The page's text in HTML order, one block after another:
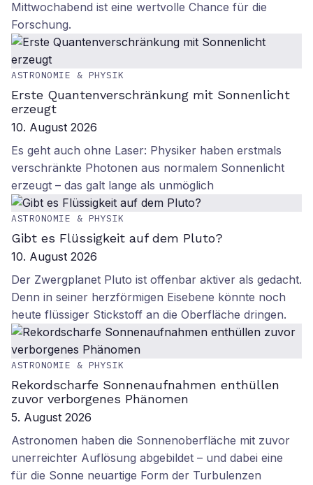
Mittwochabend ist eine wertvolle Chance für die
Forschung.
ASTRONOMIE & PHYSIK
Erste Quantenverschränkung mit Sonnenlicht
erzeugt
10. August 2026
Es geht auch ohne Laser: Physiker haben erstmals
verschränkte Photonen aus normalem Sonnenlicht
erzeugt – das galt lange als unmöglich
ASTRONOMIE & PHYSIK
Gibt es Flüssigkeit auf dem Pluto?
10. August 2026
Der Zwergplanet Pluto ist offenbar aktiver als gedacht.
Denn in seiner herzförmigen Eisebene könnte noch
heute flüssiger Stickstoff an die Oberfläche dringen.
ASTRONOMIE & PHYSIK
Rekordscharfe Sonnenaufnahmen enthüllen
zuvor verborgenes Phänomen
5. August 2026
Astronomen haben die Sonnenoberfläche mit zuvor
unerreichter Auflösung abgebildet – und dabei eine
für die Sonne neuartige Form der Turbulenzen